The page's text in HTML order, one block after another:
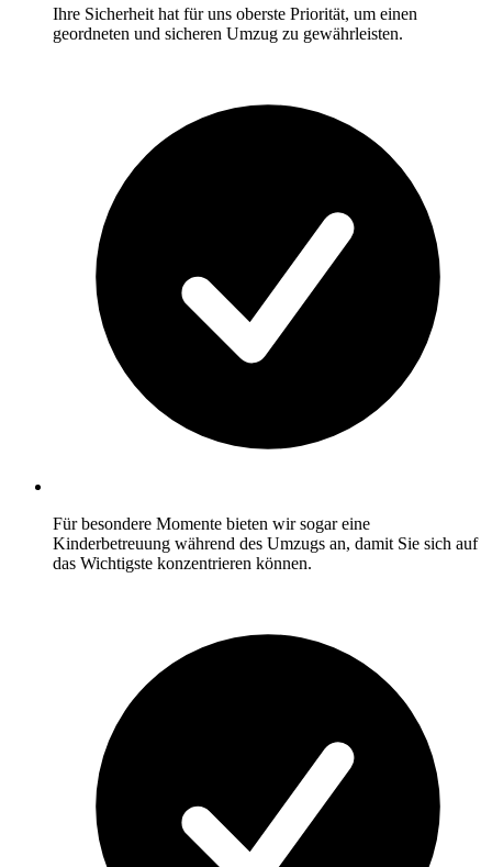
Ihre Sicherheit hat für uns oberste Priorität, um einen
geordneten und sicheren Umzug zu gewährleisten.
Für besondere Momente bieten wir sogar eine
Kinderbetreuung während des Umzugs an, damit Sie sich auf
das Wichtigste konzentrieren können.